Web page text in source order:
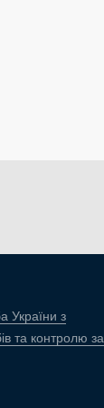
України з
та контролю за